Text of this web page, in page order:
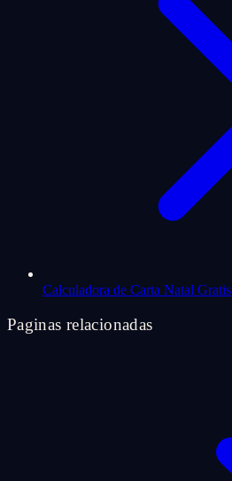
Calculadora de Carta Natal Gratis
Paginas relacionadas